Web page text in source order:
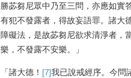
勝苾芻尼眾中乃至三問 ，亦應如實
有犯不發露者 ，得故妄語罪。諸大
障礙法 ， 是故苾芻尼欲求清淨者 ，
樂 ，不發露不安樂。」
「諸大德 ！ [7]我已說戒經序。今問